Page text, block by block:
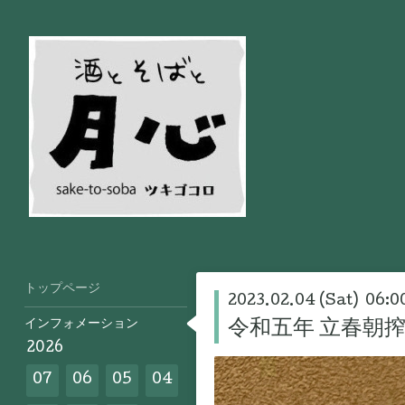
2023.02.04 (Sat)
令和五年 立春朝
トップページ
インフォメーション
2026
07 06 05 04